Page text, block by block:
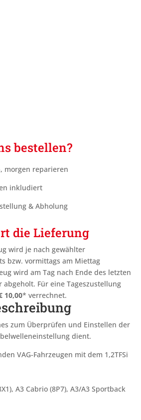
bestellen?
morgen reparieren
inkludiert
& Abholung
die Lieferung
wird je nach gewählter
bzw. vormittags am Miettag
wird am Tag nach Ende des letzten
Für eine Tageszustellung
10,00* verrechnet.
zum Überprüfen und Einstellen der
dient.
VAG-Fahrzeugen mit dem 1,2TFSi
A3 Cabrio (8P7), A3/A3 Sportback